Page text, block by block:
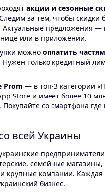
акции и сезонные
Следим за тем, чтобы скидки
Актуальные предложения —
или в приложении.
можно оплатить
Нужен только кредитный
Prom — в топ-3 категории
Store и имеет более 10
Покупайте со смартфона где
всей Украины
семейные магазины,
крупные компании. Каждая
бизнес.